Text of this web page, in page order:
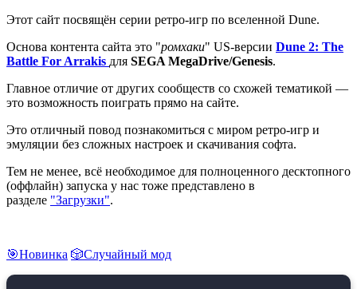
Этот сайт посвящён серии ретро-игр по вселенной Dune.
Основа контента сайта это "ромхаки" US-версии Dune 2: The
Battle For Arrakis для SEGA MegaDrive/Genesis.
Главное отличие от других сообществ со схожей тематикой —
это возможность поиграть прямо на сайте.
Это отличный повод познакомиться с миром ретро-игр и
эмуляции без сложных настроек и скачивания софта.
Тем не менее, всё необходимое для полноценного десктопного
(оффлайн) запуска у нас тоже представлено в
разделе "Загрузки".
🎯Новинка 🎲Случайный мод